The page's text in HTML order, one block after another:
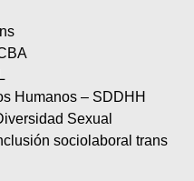
Humanos – SDDHH
Sexual
sociolaboral trans